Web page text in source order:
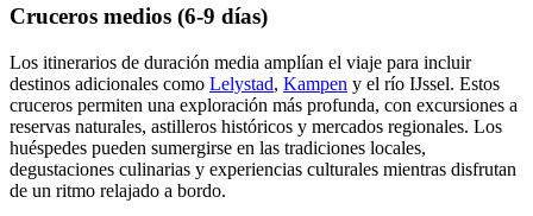
Cruceros medios (6-9 días)
Los itinerarios de duración media amplían el viaje para incluir
destinos adicionales como Lelystad, Kampen y el río IJssel. Estos
cruceros permiten una exploración más profunda, con excursiones a
reservas naturales, astilleros históricos y mercados regionales. Los
huéspedes pueden sumergirse en las tradiciones locales,
degustaciones culinarias y experiencias culturales mientras disfrutan
de un ritmo relajado a bordo.